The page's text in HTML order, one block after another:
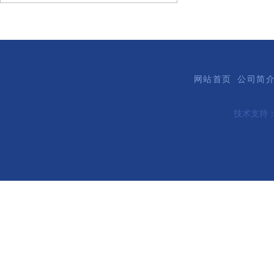
网站首页 公司简
技术支持